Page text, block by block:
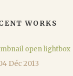
WORKS
open lightbox
Déc 2013